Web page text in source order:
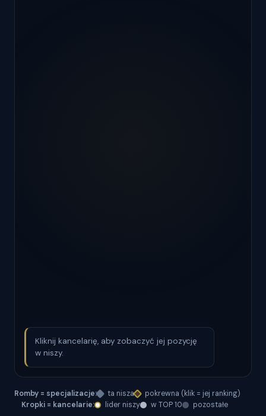
Kliknij kancelarię, aby zobaczyć jej pozycję
w niszy.
Romby = specjalizacje: ta nisza
pokrewna (klik = jej ranking)
Kropki = kancelarie:
lider niszy w TOP 10 pozostałe